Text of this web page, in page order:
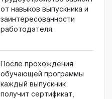
от навыков выпускника и
заинтересованности
работодателя.
После прохождения
обучающей программы
каждый выпускник
получит сертификат,